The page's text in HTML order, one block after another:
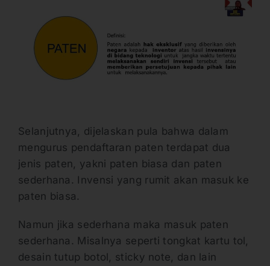
Selanjutnya, dijelaskan pula bahwa dalam
mengurus pendaftaran paten terdapat dua
jenis paten, yakni paten biasa dan paten
sederhana. Invensi yang rumit akan masuk ke
paten biasa.
Namun jika sederhana maka masuk paten
sederhana. Misalnya seperti tongkat kartu tol,
desain tutup botol, sticky note, dan lain